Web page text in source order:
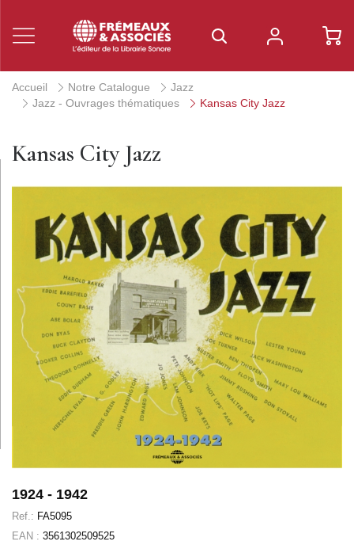
Accueil Notre Catalogue
Jazz
Jazz - Ouvrages thématiques
Kansas City Jazz
Kansas City Jazz
1924 - 1942
Ref.: FA5095
EAN : 3561302509525